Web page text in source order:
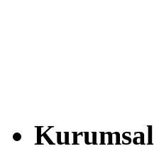
Kurumsal